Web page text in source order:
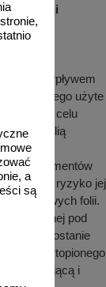
a
są
folii
się
pod wpływem
dlatego użyte
w celu
a folią
elementów
ryzyko jej
folii.
wodnej pod
dostanie
lub z roztopionego
i